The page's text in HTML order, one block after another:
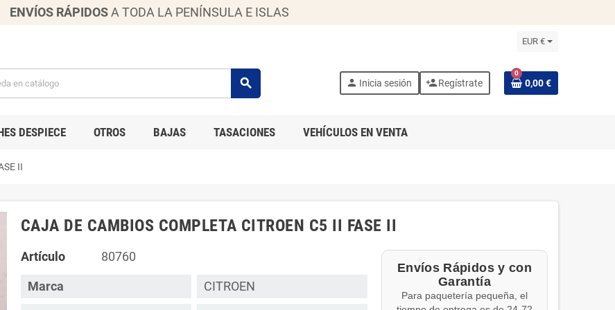
ENVÍOS RÁPIDOS A TODA LA PENÍNSULA E ISLAS
EUR €
search person Inicia sesión person_addRegístrate
0
0,00 €
DESPIECE OTROS BAJAS TASACIONES VEHÍCULOS EN VENTA
II
CAJA DE CAMBIOS COMPLETA CITROEN C5 II FASE II
Artículo 80760
Marca
CITROEN
Envíos Rápidos y con
Garantía
Para paquetería pequeña, el